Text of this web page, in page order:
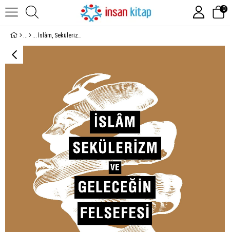
0
İslâm, Sekülerizm ve Geleceğin Felsefesi